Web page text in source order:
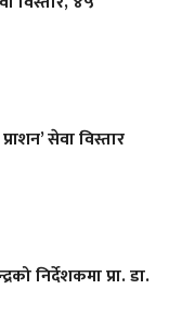
सेवा विस्तार
निर्देशकमा प्रा. डा.